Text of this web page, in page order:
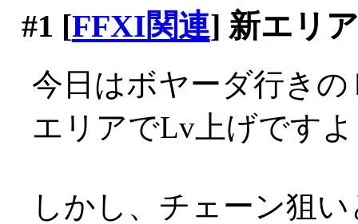
#1 [FFXI関連] 新エリ
今日はボヤーダ行き
エリアでLv上げです
しかし、チェーン狙